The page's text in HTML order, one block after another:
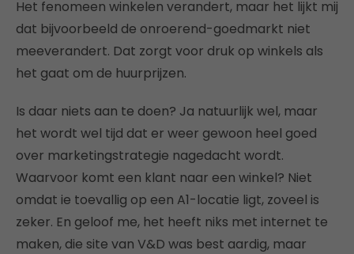
Het fenomeen winkelen verandert, maar het lijkt mij
dat bijvoorbeeld de onroerend-goedmarkt niet
meeverandert. Dat zorgt voor druk op winkels als
het gaat om de huurprijzen.
Is daar niets aan te doen? Ja natuurlijk wel, maar
het wordt wel tijd dat er weer gewoon heel goed
over marketingstrategie nagedacht wordt.
Waarvoor komt een klant naar een winkel? Niet
omdat ie toevallig op een A1-locatie ligt, zoveel is
zeker. En geloof me, het heeft niks met internet te
maken, die site van V&D was best aardig, maar